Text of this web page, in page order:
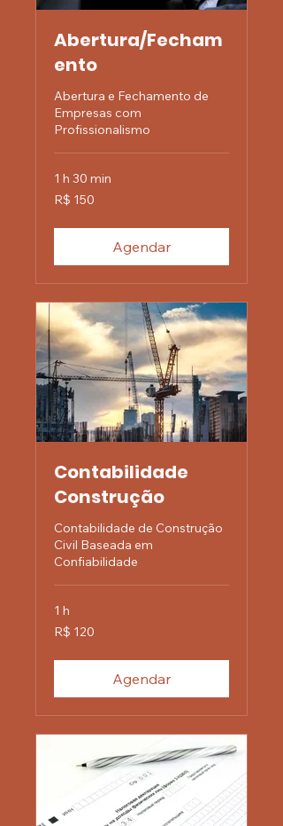
Abertura/Fecham
ento
Abertura e Fechamento de
Empresas com
Profissionalismo
1 h 30 min
150
Reais
R$ 150
Agendar
Contabilidade
Construção
Contabilidade de Construção
Civil Baseada em
Confiabilidade
1 h
120
Reais
R$ 120
Agendar